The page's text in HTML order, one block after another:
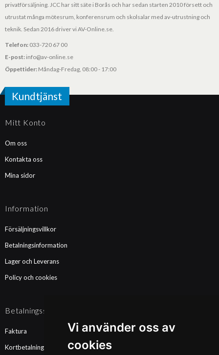
Vi använder oss av
cookies
privatförsäljning. JCC har sitt säte i Borås och har sedan starten 2010 försett och
utrustat många mötesrum, konferensrum och skolsalar med av-utrustning och
teknik. Sedan 2016 driver vi AV-Online.se.
Telefon: 033-720 67 00
E-post: info@av-online.se
Öppettider: Måndag-Fredag, 08:00 - 17:00
Kundtjänst
Mitt Konto
Om oss
Kontakta oss
Mina sidor
Information
Försäljningsvillkor
Betalningsinformation
Lager och Leverans
Policy och cookies
Betalningssätt
Faktura
Kortbetalning